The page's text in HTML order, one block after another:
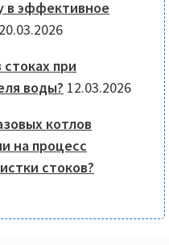
в эффективное
20.03.2026
при
воды? 12.03.2026
котлов
на процесс
стоков?